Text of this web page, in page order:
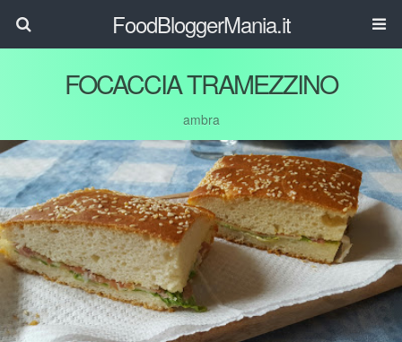
FoodBloggerMania.it
FOCACCIA TRAMEZZINO
ambra